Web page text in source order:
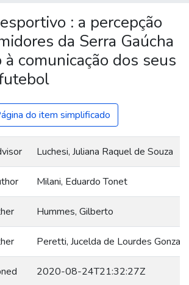
: a percepção
da Serra Gaúcha
à comunicação dos seus
do item simplificado
Luchesi, Juliana Raquel de Souza
Milani, Eduardo Tonet
Hummes, Gilberto
Peretti, Jucelda de Lourdes
2020-08-24T21:32:27Z